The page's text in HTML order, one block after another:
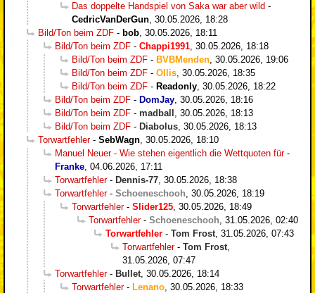
Das doppelte Handspiel von Saka war aber wild -
CedricVanDerGun 30.05.2026, 18:28
Bild/Ton beim ZDF - bob 30.05.2026, 18:11
Bild/Ton beim ZDF - Chappi1991 30.05.2026, 18:18
Bild/Ton beim ZDF - BVBMenden 30.05.2026, 19:06
Bild/Ton beim ZDF - Ollis 30.05.2026, 18:35
Bild/Ton beim ZDF - Readonly 30.05.2026, 18:22
Bild/Ton beim ZDF - DomJay 30.05.2026, 18:16
Bild/Ton beim ZDF - madball
30.05.2026, 18:13
Bild/Ton beim ZDF - Diabolus 30.05.2026, 18:13
Torwartfehler- SebWagn 30.05.2026, 18:10
Manuel Neuer - Wie stehen eigentlich die Wettquoten für-
Franke 04.06.2026, 17:11
Torwartfehler- Dennis-77 30.05.2026, 18:38
Torwartfehler- Schoeneschooh 30.05.2026, 18:19
Torwartfehler- Slider125 30.05.2026, 18:49
Torwartfehler- Schoeneschooh 31.05.2026, 02:40
Torwartfehler - Tom Frost 31.05.2026, 07:43
Torwartfehler- Tom Frost
31.05.2026, 07:47
Torwartfehler- Bullet 30.05.2026, 18:14
Torwartfehler- Lenano 30.05.2026, 18:33